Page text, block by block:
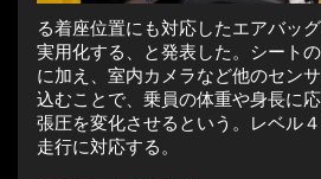
る着座位置にも対応したエアバッ
実用化する、と発表した。シート
に加え、室内カメラなど他のセン
込むことで、乗員の体重や身長に
張圧を変化させるという。レベル
走行に対応する。